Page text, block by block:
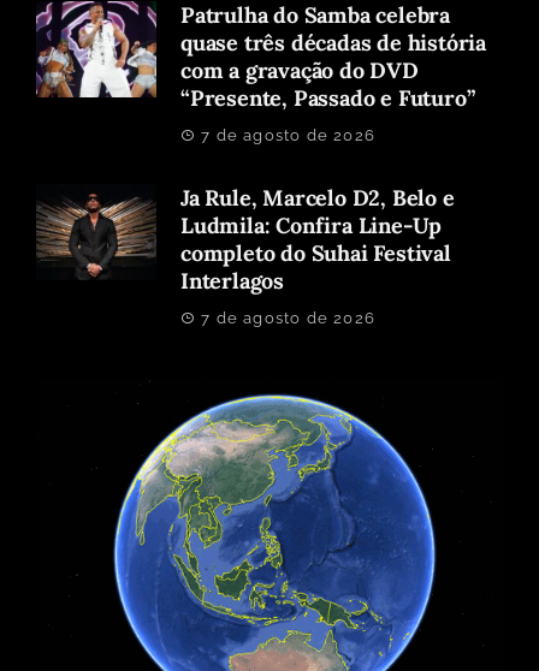
Patrulha do Samba celebra
quase três décadas de história
com a gravação do DVD
“Presente, Passado e Futuro”
7 de agosto de 2026
Ja Rule, Marcelo D2, Belo e
Ludmila: Confira Line-Up
completo do Suhai Festival
Interlagos
7 de agosto de 2026